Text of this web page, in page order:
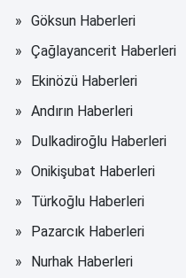
Göksun Haberleri
Çağlayancerit Haberleri
Ekinözü Haberleri
Andırın Haberleri
Dulkadiroğlu Haberleri
Onikişubat Haberleri
Türkoğlu Haberleri
Pazarcık Haberleri
Nurhak Haberleri